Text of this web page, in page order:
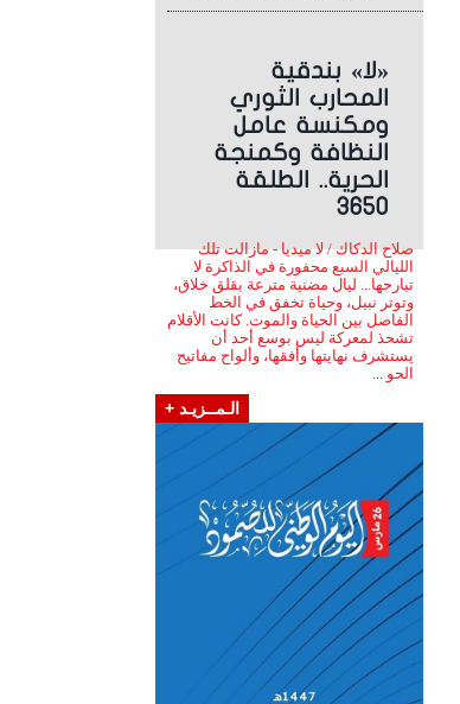
«لا» بندقية
المحارب الثوري
ومكنسة عامل
النظافة وكمنجة
الحرية.. الطلقة
3650
صلاح الدكاك / لا ميديا - مازالت تلك
الليالي السبع محفورة في الذاكرة لا
تبارحها... ليال مضنية مترعة بقلق خلاق،
وتوتر نبيل، وحياة تخفق في الخط
الفاصل بين الحياة والموت. كانت الأقلام
تشحذ لمعركة ليس بوسع أحد أن
يستشرف نهايتها وأفقها، وألواح مفاتيح
الحو ...
الـمــزيـد +